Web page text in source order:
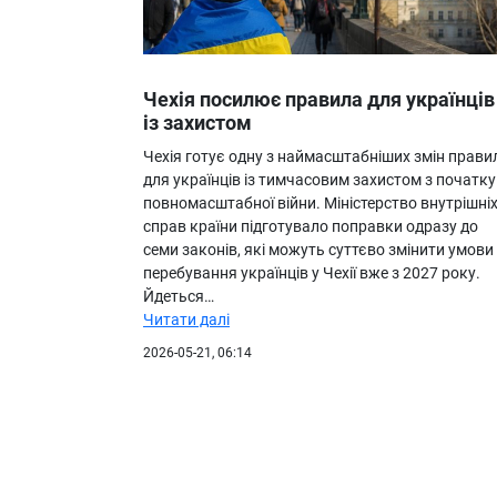
Чехія посилює правила для українців
із захистом
Чехія готує одну з наймасштабніших змін
для українців із тимчасовим захистом з початку
повномасштабної війни. Міністерство внутрішніх
справ країни підготувало поправки одразу до
семи законів, які можуть суттєво змінити умови
перебування українців у Чехії вже з 2027 року.
Йдеться…
Читати далі
2026-05-21, 06:14